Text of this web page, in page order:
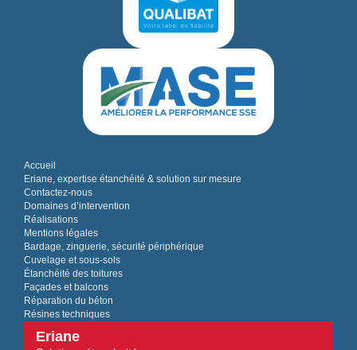
Accueil
Eriane, expertise étanchéité & solution sur mesure
Contactez-nous
Domaines d’intervention
Réalisations
Mentions légales
Bardage, zinguerie, sécurité périphérique
Cuvelage et sous-sols
Étanchéité des toitures
Façades et balcons
Réparation du béton
Résines techniques
Eriane